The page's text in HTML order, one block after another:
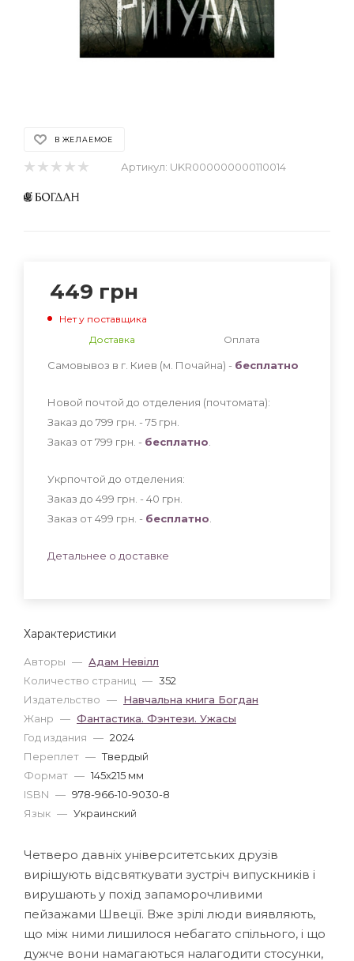
В ЖЕЛАЕМОЕ
Артикул: UKR000000000110014
Характеристики
Авторы — Адам Невілл
Количество страниц — 352
Издательство — Навчальна книга Богдан
Жанр — Фантастика. Фэнтези. Ужасы
Год издания — 2024
Переплет — Твердый
Формат — 145x215 мм
ISBN — 978-966-10-9030-8
Язык — Украинский
449 грн
Нет у поставщика
Доставка
Оплата
Самовывоз в г. Киев (м. Почайна) - бесплатно
Новой почтой до отделения (почтомата):
Заказ до 799 грн. - 75 грн
Заказ от 799 грн. - бесплатно
Укрпочтой до отделения:
Заказ до 499 грн. - 40 грн
Заказ от 499 грн. - бесплатно
Детальнее о доставке
Четверо давніх університетських друзів
вирішують відсвяткувати зустріч випускників і
вирушають у похід запаморочливими
пейзажами Швеції. Вже зрілі люди виявляють,
що між ними лишилося небагато спільного, і що
дужче вони намагаються налагодити стосунки,